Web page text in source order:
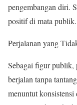
pengembangan diri.
positif di mata publik.
Perjalanan yang
Sebagai figur publik,
berjalan tanpa
menuntut